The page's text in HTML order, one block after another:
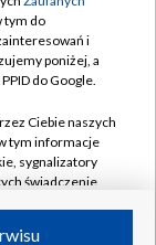
tym do
i
poniżej, a
do Google.
Ciebie naszych
tym informacje
sygnalizatory
świadczenie